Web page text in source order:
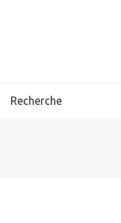
Recherche